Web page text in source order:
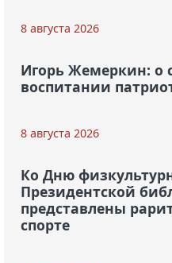
8 августа 2026
Игорь Жемеркин: о
воспитании
8 августа 2026
Ко Дню
Президентской
представлены
спорте